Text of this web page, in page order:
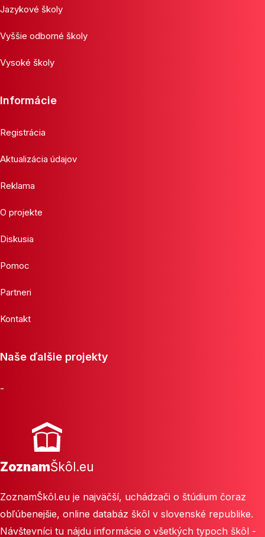
Jazykové školy
Vyššie odborné školy
Vysoké školy
Informácie
Registrácia
Aktualizácia údajov
Reklama
O projekte
Diskusia
Pomoc
Partneri
Kontakt
Naše ďalšie projekty
-
ZoznamŠkôl.eu
ZoznamŠkôl.eu je najväčší, uchádzači o štúdium čoraz
obľúbenejšie, online databáz škôl v slovenské republike.
Návštevníci tu nájdu informácie o všetkých typoch škôl -